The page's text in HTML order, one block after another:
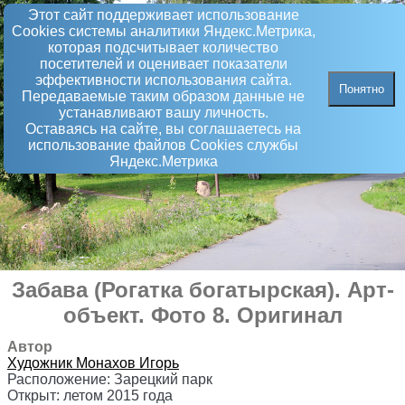
Этот сайт поддерживает использование
Сookies системы аналитики Яндекс.Метрика,
которая подсчитывает количество
посетителей и оценивает показатели
эффективности использования сайта.
Передаваемые таким образом данные не
устанавливают вашу личность.
Оставаясь на сайте, вы соглашаетесь на
использование файлов Сookies службы
Яндекс.Метрика
Понятно
Забава (Рогатка богатырская). Арт-
объект. Фото 8. Оригинал
Автор
Художник Монахов Игорь
Расположение: Зарецкий парк
Открыт: летом 2015 года